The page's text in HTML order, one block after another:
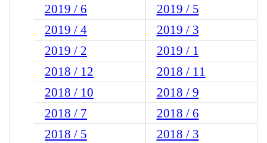
2019 / 6
2019 / 5
2019 / 4
2019 / 3
2019 / 2
2019 / 1
2018 / 12
2018 / 11
2018 / 10
2018 / 9
2018 / 7
2018 / 6
2018 / 5
2018 / 3